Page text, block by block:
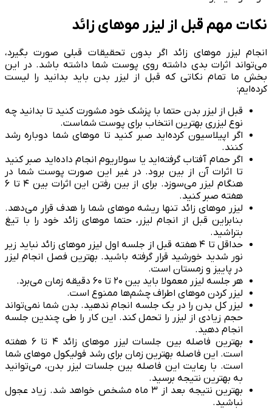
نکات مهم قبل از لیزر موهای زائد
انجام لیزر موهای زائد اگر بدون تحقیقات قبلی صورت بگیرد،
می‌تواند اثرات بدی داشته روی پوست شما داشته باشد. در این
بخش ما تمام نکاتی که قبل از لیزر بدن باید بدانید را لیست
کرده‌ایم:
قبل از لیزر بدن حتما با پزشک خود مشورت کنید تا بدانید چه
نوع لیزری بهترین انتخاب برای پوست شماست.
اگر اپیلاسیون کرده‌اید صبر کنید تا موهای شما دوباره رشد
کنند.
اگر حمام آفتاب گرفته‌اید یا سولاریوم انجام داده‌اید صبر کنید
تا اثرات آن از بین برود. در غیر این صورت پوست شما در
هنگام لیزر می‌سوزد. برای از بین رفتن این اثرات بین ۴ تا ۶
هفته صبر کنید.
لیزر موهای زائد تنها ریشه موهای شما را هدف قرار می‌دهد.
بنابراین قبل از انجام لیزر، حتما موهای زائد خود را با تیغ
بتراشید.
حداقل تا ۴ هفته قبل از جلسه اول لیزر موهای زائد نباید زیر
نور شدید خورشید قرار گرفته باشید. بهترین فصل انجام لیزر
در پاییز و زمستان است.
هر جلسه لیزر معمولا باید بین ۲۰ تا ۶۰ دقیقه زمان می‌برد.
لیزر کردن موهای اطراف چشم‌ها ممنوع است.
لیزر کل بدن را در یک جلسه انجام ندهید. بدن شما نمی‌تواند
حجم زیادی از لیزر را تحمل کند. این کار را طی چندین جلسه
انجام دهید.
بهترین فاصله بین جلسات لیزر موهای زائد ۴ تا ۶ هفته
است. این فاصله بهترین زمان برای رشد فولیکول موهای شما
است. با رعایت این فاصله بین جلسات لیزر بدن، می‌توانید
به بهترین نتیجه برسید.
بهترین نتیجه بعد از ۳ ماه مشخص خواهد شد. زیاد عجول
نباشید.